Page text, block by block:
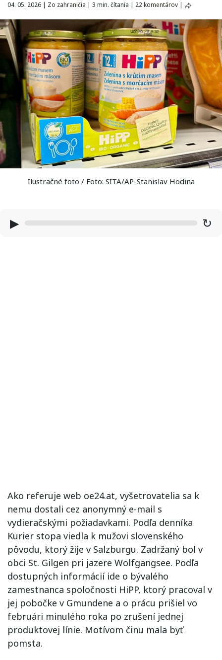
04. 05. 2026 | Zo zahraničia | 3 min. čítania | 22 komentárov |
Ilustračné foto / Foto: SITA/AP-Stanislav Hodina
▶ ↻
Ako referuje web oe24.at, vyšetrovatelia sa k
nemu dostali cez anonymný e-mail s
vydieračskými požiadavkami. Podľa denníka
Kurier stopa viedla k mužovi slovenského
pôvodu, ktorý žije v Salzburgu. Zadržaný bol v
obci St. Gilgen pri jazere Wolfgangsee. Podľa
dostupných informácií ide o bývalého
zamestnanca spoločnosti HiPP, ktorý pracoval v
jej pobočke v Gmundene a o prácu prišiel vo
februári minulého roka po zrušení jednej
produktovej línie. Motívom činu mala byť
pomsta.